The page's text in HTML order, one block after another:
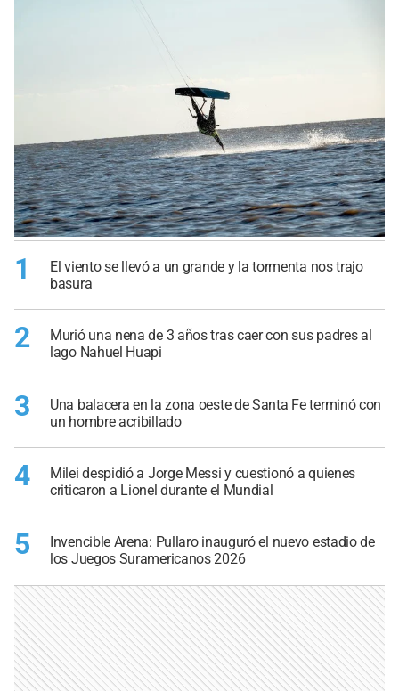
1
El viento se llevó a un grande y la tormenta nos trajo
basura
2
Murió una nena de 3 años tras caer con sus padres al
lago Nahuel Huapi
3
Una balacera en la zona oeste de Santa Fe terminó con
un hombre acribillado
4
Milei despidió a Jorge Messi y cuestionó a quienes
criticaron a Lionel durante el Mundial
5
Invencible Arena: Pullaro inauguró el nuevo estadio de
los Juegos Suramericanos 2026